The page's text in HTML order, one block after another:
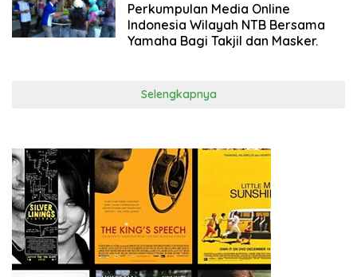
Perkumpulan Media Online
Indonesia Wilayah NTB Bersama
Yamaha Bagi Takjil dan Masker.
Selengkapnya